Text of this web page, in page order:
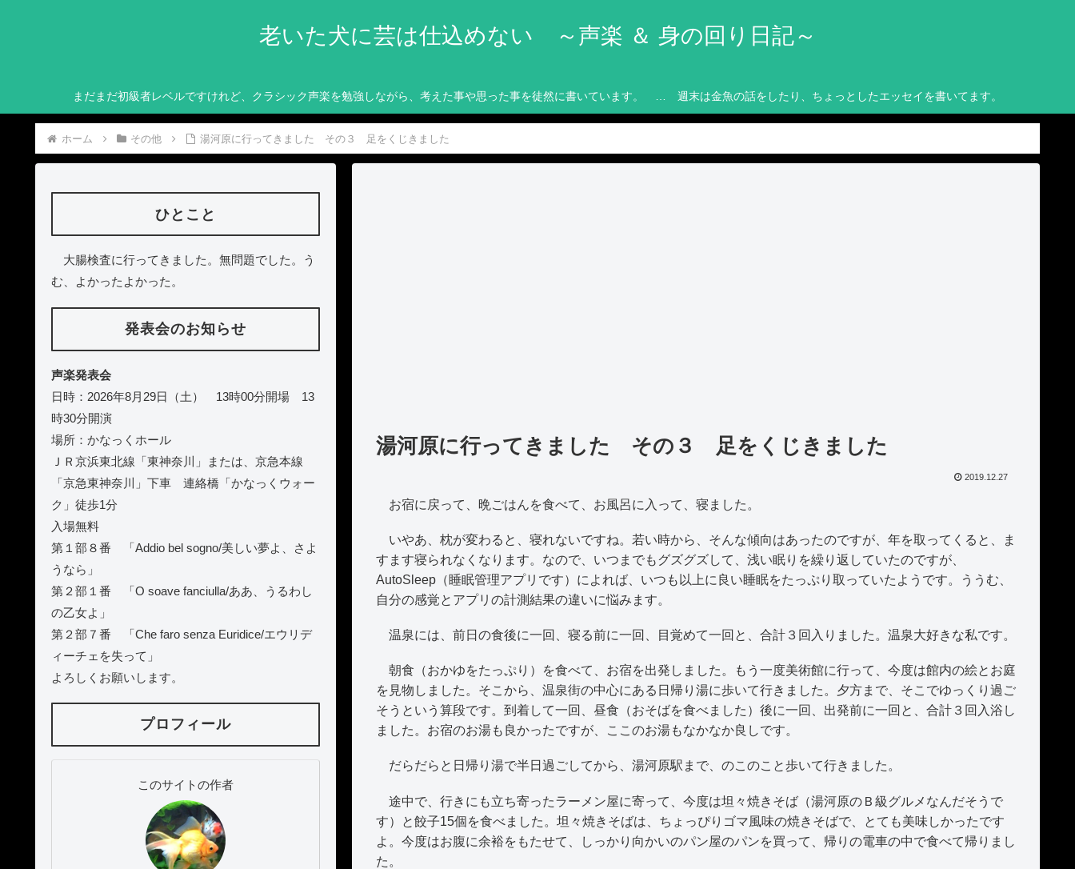
老いた犬に芸は仕込めない ～声楽 ＆ 身の回り日記～
まだまだ初級者レベルですけれど、クラシック声楽を勉強しながら、考えた事や思った事を徒然に書いています。 … 週末は金魚の話をしたり、ちょっとしたエッセイを書いてます。
ホーム その他 湯河原に行ってきました その３ 足をくじきました
湯河原に行ってきました その３ 足をくじきました
2019.12.27
お宿に戻って、晩ごはんを食べて、お風呂に入って、寝ました。
いやあ、枕が変わると、寝れないですね。若い時から、そんな傾向はあったのですが、年を取ってくると、ま
すます寝られなくなります。なので、いつまでもグズグズして、浅い眠りを繰り返していたのですが、
AutoSleep（睡眠管理アプリです）によれば、いつも以上に良い睡眠をたっぷり取っていたようです。ううむ、
自分の感覚とアプリの計測結果の違いに悩みます。
温泉には、前日の食後に一回、寝る前に一回、目覚めて一回と、合計３回入りました。温泉大好きな私です。
朝食（おかゆをたっぷり）を食べて、お宿を出発しました。もう一度美術館に行って、今度は館内の絵とお庭
を見物しました。そこから、温泉街の中心にある日帰り湯に歩いて行きました。夕方まで、そこでゆっくり過ご
そうという算段です。到着して一回、昼食（おそばを食べました）後に一回、出発前に一回と、合計３回入浴し
ました。お宿のお湯も良かったですが、ここのお湯もなかなか良しです。
だらだらと日帰り湯で半日過ごしてから、湯河原駅まで、のこのこと歩いて行きました。
途中で、行きにも立ち寄ったラーメン屋に寄って、今度は坦々焼きそば（湯河原のＢ級グルメなんだそうで
す）と餃子15個を食べました。坦々焼きそばは、ちょっぴりゴマ風味の焼きそばで、とても美味しかったです
よ。今度はお腹に余裕をもたせて、しっかり向かいのパン屋のパンを買って、帰りの電車の中で食べて帰りまし
た。
ひとこと
大腸検査に行ってきました。無問題でした。う
む、よかったよかった。
発表会のお知らせ
声楽発表会
日時：2026年8月29日（土） 13時00分開場 13
時30分開演
場所：かなっくホール
ＪＲ京浜東北線「東神奈川」または、京急本線
「京急東神奈川」下車 連絡橋「かなっくウォー
ク」徒歩1分
入場無料
第１部８番 「Addio bel sogno/美しい夢よ、さよ
うなら」
第２部１番 「O soave fanciulla/ああ、うるわし
の乙女よ」
第２部７番 「Che faro senza Euridice/エウリデ
ィーチェを失って」
よろしくお願いします。
プロフィール
このサイトの作者